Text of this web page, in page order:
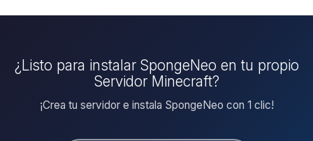
¿Listo para instalar SpongeNeo en tu propio
Servidor Minecraft?
¡Crea tu servidor e instala SpongeNeo con 1 clic!